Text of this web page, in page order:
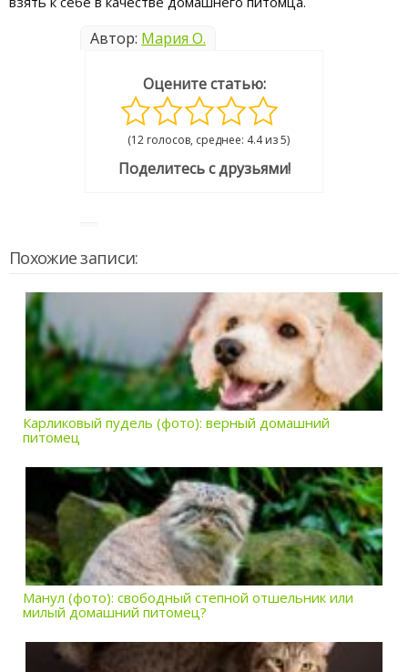
Автор: Мария О.
Оцените статью:
(12 голосов, среднее: 4.4 из 5)
Поделитесь с друзьями!
Похожие записи:
Карликовый пудель (фото): верный домашний
питомец
Манул (фото): свободный степной отшельник или
милый домашний питомец?